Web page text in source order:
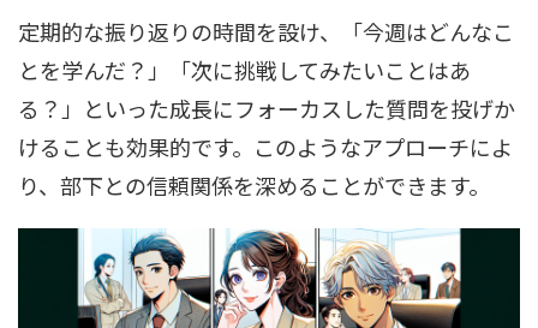
定期的な振り返りの時間を設け、「今週はどんなこ
とを学んだ？」「次に挑戦してみたいことはあ
る？」といった成長にフォーカスした質問を投げか
けることも効果的です。このようなアプローチによ
り、部下との信頼関係を深めることができます。